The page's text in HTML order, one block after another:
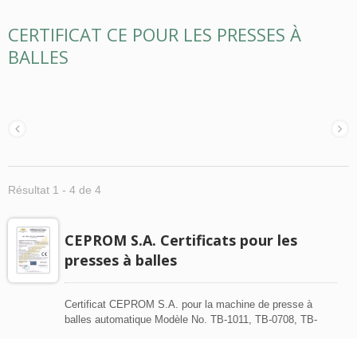
CERTIFICAT CE POUR LES PRESSES À
BALLES
Résultat 1 - 4 de 4
CEPROM S.A. Certificats pour les
presses à balles
Certificat CEPROM S.A. pour la machine de presse à
balles automatique Modèle No. TB-1011, TB-0708, TB-